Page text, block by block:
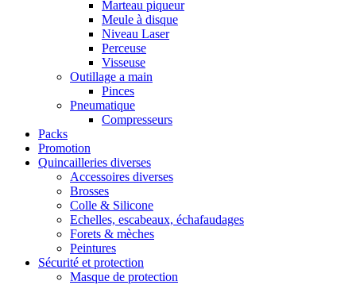
Marteau piqueur
Meule à disque
Niveau Laser
Perceuse
Visseuse
Outillage a main
Pinces
Pneumatique
Compresseurs
Packs
Promotion
Quincailleries diverses
Accessoires diverses
Brosses
Colle & Silicone
Echelles, escabeaux, échafaudages
Forets & mèches
Peintures
Sécurité et protection
Masque de protection